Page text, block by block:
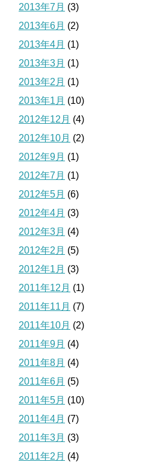
2013年7月 (3)
2013年6月 (2)
2013年4月 (1)
2013年3月 (1)
2013年2月 (1)
2013年1月 (10)
2012年12月 (4)
2012年10月 (2)
2012年9月 (1)
2012年7月 (1)
2012年5月 (6)
2012年4月 (3)
2012年3月 (4)
2012年2月 (5)
2012年1月 (3)
2011年12月 (1)
2011年11月 (7)
2011年10月 (2)
2011年9月 (4)
2011年8月 (4)
2011年6月 (5)
2011年5月 (10)
2011年4月 (7)
2011年3月 (3)
2011年2月 (4)